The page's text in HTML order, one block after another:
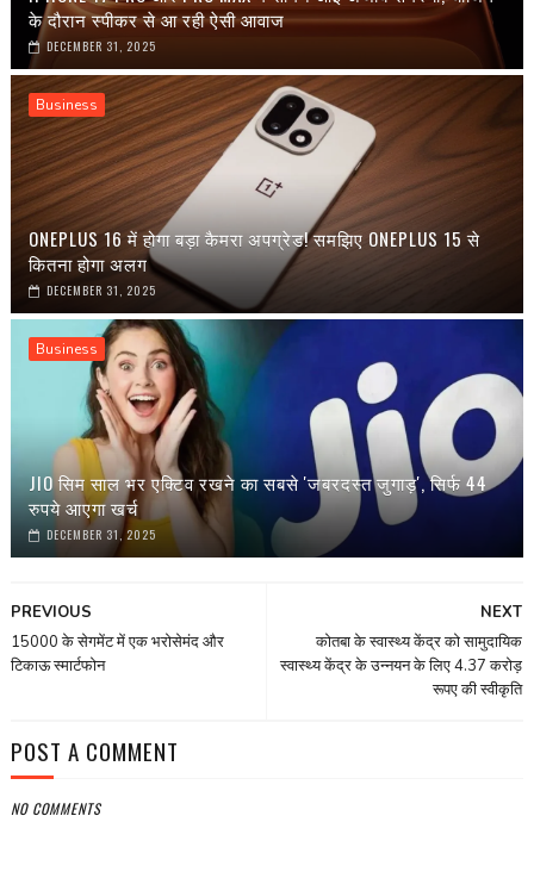
के दौरान स्पीकर से आ रही ऐसी आवाज
DECEMBER 31, 2025
Business
ONEPLUS 16 में होगा बड़ा कैमरा अपग्रेड! समझिए ONEPLUS 15 से
कितना होगा अलग
DECEMBER 31, 2025
Business
JIO सिम साल भर एक्टिव रखने का सबसे 'जबरदस्त जुगाड़', सिर्फ 44
रुपये आएगा खर्च
DECEMBER 31, 2025
NEXT
कोतबा के स्वास्थ्य केंद्र को सामुदायिक
स्वास्थ्य केंद्र के उन्नयन के लिए 4.37 करोड़
रूपए की स्वीकृति
PREVIOUS
15000 के सेगमेंट में एक भरोसेमंद और
टिकाऊ स्मार्टफोन
POST A COMMENT
NO COMMENTS